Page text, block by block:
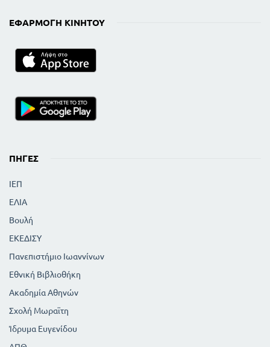
ΕΦΑΡΜΟΓΉ ΚΙΝΗΤΟΎ
ΠΗΓΈΣ
ΙΕΠ
ΕΛΙΑ
Βουλή
ΕΚΕΔΙΣΥ
Πανεπιστήμιο Ιωαννίνων
Εθνική Βιβλιοθήκη
Ακαδημία Αθηνών
Σχολή Μωραϊτη
Ίδρυμα Ευγενίδου